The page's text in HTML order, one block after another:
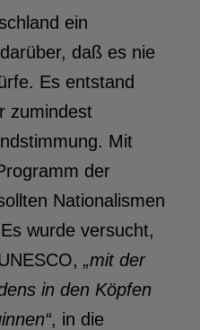
ein
daß es nie
Es entstand
zumindest
Mit
der
Nationalismen
wurde versucht,
„mit der
in den Köpfen
, in die